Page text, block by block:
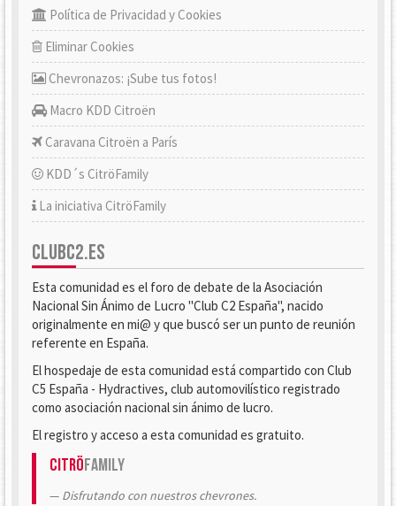
Política de Privacidad y Cookies
Eliminar Cookies
Chevronazos: ¡Sube tus fotos!
Macro KDD Citroën
Caravana Citroën a París
KDD´s CitröFamily
La iniciativa CitröFamily
CLUBC2.ES
Esta comunidad es el foro de debate de la Asociación
Nacional Sin Ánimo de Lucro "Club C2 España", nacido
originalmente en mi@ y que buscó ser un punto de reunión
referente en España.
El hospedaje de esta comunidad está compartido con Club
C5 España - Hydractives, club automovilístico registrado
como asociación nacional sin ánimo de lucro.
El registro y acceso a esta comunidad es gratuito.
CitröFamily
Disfrutando con nuestros chevrones.